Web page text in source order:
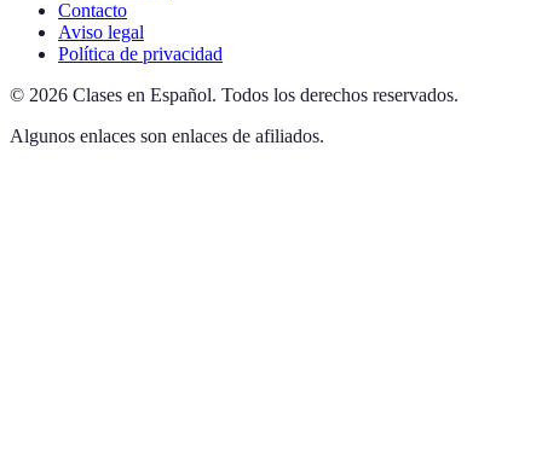
Contacto
Aviso legal
Política de privacidad
© 2026 Clases en Español. Todos los derechos reservados.
Algunos enlaces son enlaces de afiliados.